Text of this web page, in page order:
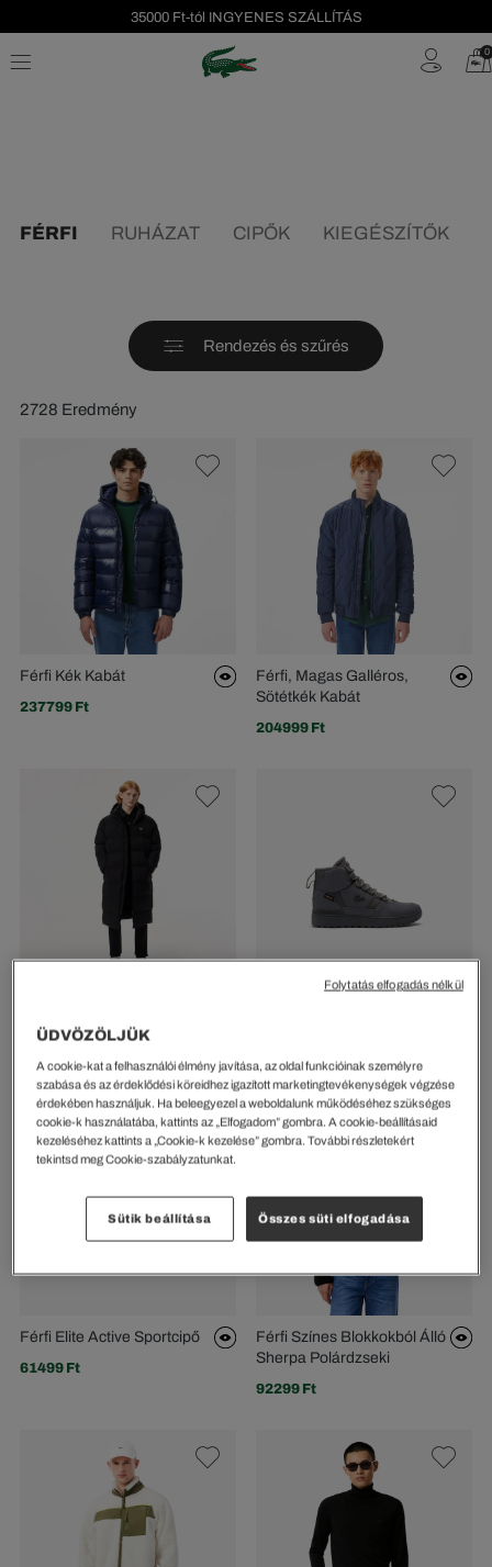
Szezonális leárazás akár -40%!
Ingyenes visszaküldés! 0
FÉRFI RUHÁZAT CIPŐK KIEGÉSZÍTŐK
2728 Eredmény
Rendezés és szűrés
Férfi Kék Kabát
237799 Ft
Férfi, Magas Galléros,
Sötétkék Kabát
204999 Ft
145599 Ft
61499 Ft
Férfi Elite Active Sportcipő
61499 Ft
Férfi Színes Blokkokból Álló
Sherpa Polárdzseki
92299 Ft
ÜDVÖZÖLJÜK
A cookie-kat a felhasználói élmény javítása, az oldal funkcióinak személyre
szabása és az érdeklődési köreidhez igazított marketingtevékenységek végzése
érdekében használjuk. Ha beleegyezel a weboldalunk működéséhez szükséges
cookie-k használatába, kattints az „Elfogadom” gombra. A cookie-beállításaid
kezeléséhez kattints a „Cookie-k kezelése” gombra. További részletekért
tekintsd meg Cookie-szabályzatunkat.
Sütik beállítása Összes süti elfogadása
Folytatás elfogadás nélkül